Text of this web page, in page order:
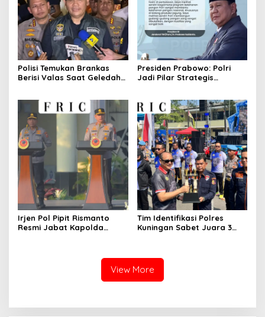
Polisi Temukan Brankas
Berisi Valas Saat Geledah
Presiden Prabowo: Polri
Jadi Pilar Strategis
Pembangunan Nasional
Irjen Pol Pipit Rismanto
Resmi Jabat Kapolda
Tim Identifikasi Polres
Kuningan Sabet Juara 3
View More